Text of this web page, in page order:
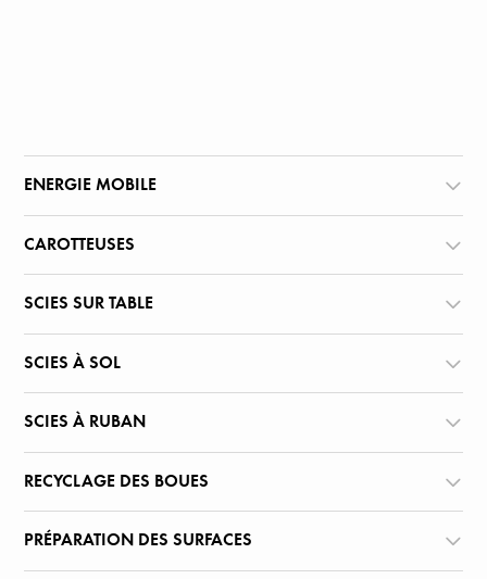
ENERGIE MOBILE
CAROTTEUSES
SCIES SUR TABLE
SCIES À SOL
SCIES À RUBAN
RECYCLAGE DES BOUES
PRÉPARATION DES SURFACES